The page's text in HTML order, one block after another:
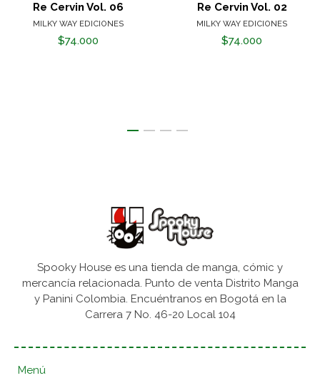
Re Cervin Vol. 06
MILKY WAY EDICIONES
$74.000
Re Cervin Vol. 02
MILKY WAY EDICIONES
$74.000
Spooky House es una tienda de manga, cómic y
mercancía relacionada. Punto de venta Distrito Manga
y Panini Colombia. Encuéntranos en Bogotá en la
Carrera 7 No. 46-20 Local 104
Menú